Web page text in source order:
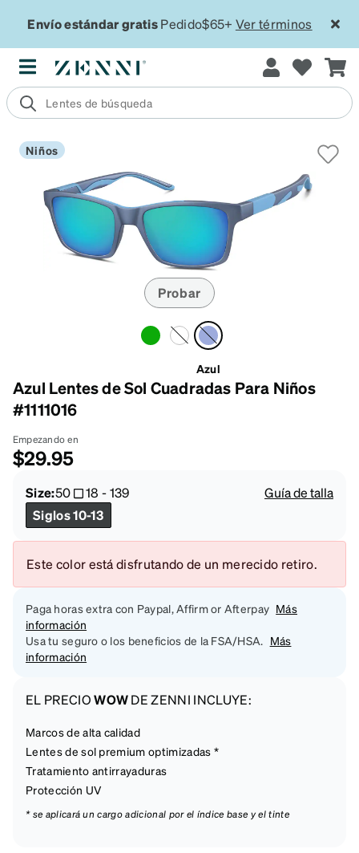
Envío estándar gratisPedido$65+ Ver términos
Niños
Probar
Azul
Azul Lentes de Sol Cuadradas Para Niños
#1111016
Empezando en
$29.95
Size:50 18 -139
Guía de talla
Siglos 10-13
Este color está disfrutando de un merecido retiro.
Paga horas extra con Paypal, Affirm or Afterpay Más
información
Usa tu seguro o los beneficios de la FSA/HSA. Más
información
EL PRECIOWOWDE ZENNI INCLUYE:
Marcos de alta calidad
Lentes de sol premium optimizadas *
Tratamiento antirrayaduras
Protección UV
* se aplicará un cargo adicional por el índice base y el tinte